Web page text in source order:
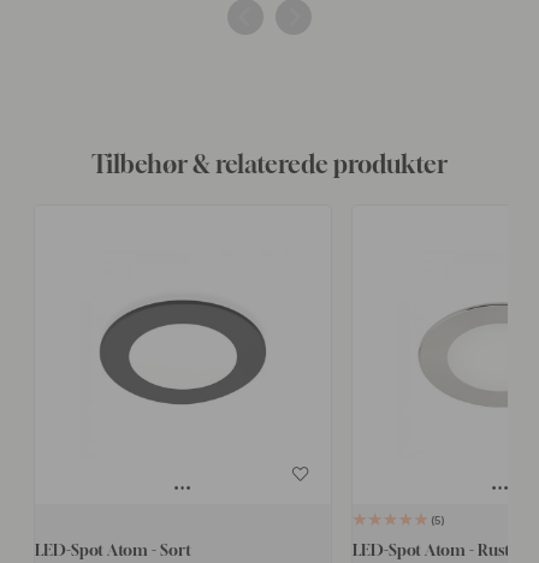
af
Tilbehør & relaterede produkter
LED-Spot Atom - Sort
5
LED-Spot Atom - Rustfrit